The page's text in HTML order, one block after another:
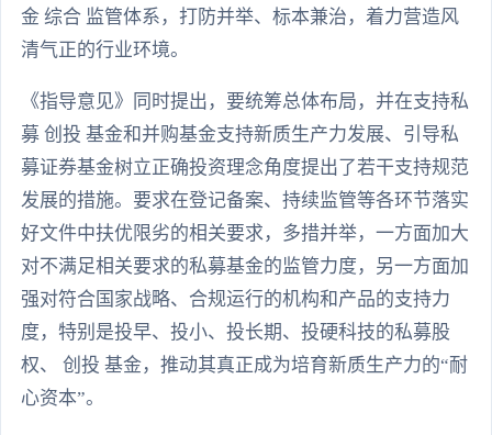
金 综合 监管体系，打防并举、标本兼治，着力营造风
清气正的行业环境。
《指导意见》同时提出，要统筹总体布局，并在支持私
募 创投 基金和并购基金支持新质生产力发展、引导私
募证券基金树立正确投资理念角度提出了若干支持规范
发展的措施。要求在登记备案、持续监管等各环节落实
好文件中扶优限劣的相关要求，多措并举，一方面加大
对不满足相关要求的私募基金的监管力度，另一方面加
强对符合国家战略、合规运行的机构和产品的支持力
度，特别是投早、投小、投长期、投硬科技的私募股
权、 创投 基金，推动其真正成为培育新质生产力的“耐
心资本”。